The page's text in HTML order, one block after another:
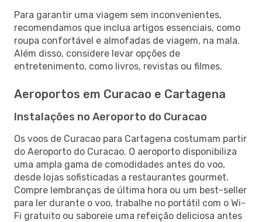
Para garantir uma viagem sem inconvenientes,
recomendamos que inclua artigos essenciais, como
roupa confortável e almofadas de viagem, na mala.
Além disso, considere levar opções de
entretenimento, como livros, revistas ou filmes.
Aeroportos em Curacao e Cartagena
Instalações no Aeroporto do Curacao
Os voos de Curacao para Cartagena costumam partir
do Aeroporto do Curacao. O aeroporto disponibiliza
uma ampla gama de comodidades antes do voo,
desde lojas sofisticadas a restaurantes gourmet.
Compre lembranças de última hora ou um best-seller
para ler durante o voo, trabalhe no portátil com o Wi-
Fi gratuito ou saboreie uma refeição deliciosa antes